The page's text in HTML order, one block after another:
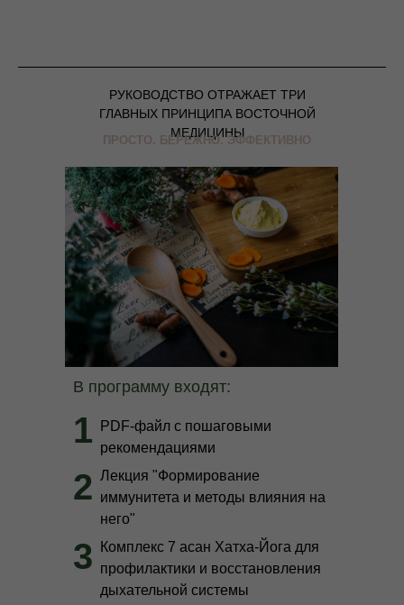
РУКОВОДСТВО ОТРАЖАЕТ ТРИ
ГЛАВНЫХ ПРИНЦИПА ВОСТОЧНОЙ
МЕДИЦИНЫ
ПРОСТО. БЕРЕЖНО. ЭФФЕКТИВНО
В программу входят:
1
PDF-файл с пошаговыми
рекомендациями
2 Лекция "Формирование
иммунитета и методы влияния на
него"
3
Комплекс 7 асан Хатха-Йога для
профилактики и восстановления
дыхательной системы